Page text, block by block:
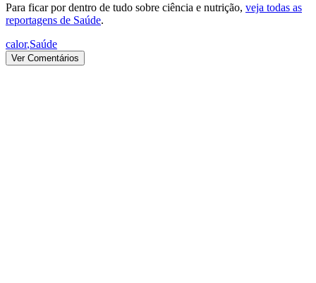
Para ficar por dentro de tudo sobre ciência e nutrição, veja todas as
reportagens de Saúde.
calor,Saúde
Ver Comentários